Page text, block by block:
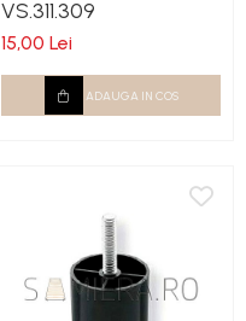
VS.311.309
15,00 Lei
ADAUGA IN COS